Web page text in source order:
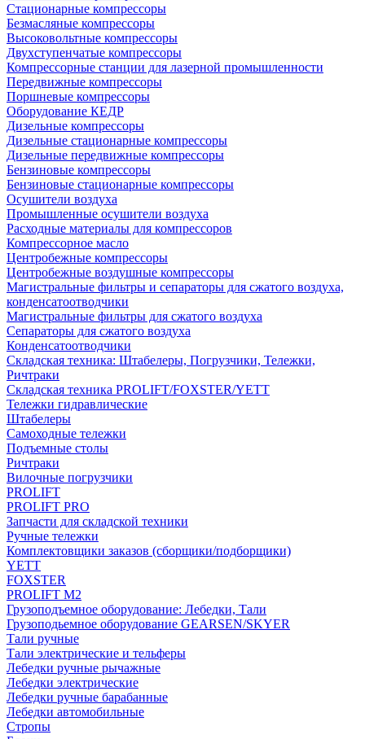
Стационарные компрессоры
Безмасляные компрессоры
Высоковольтные компрессоры
Двухступенчатые компрессоры
Компрессорные станции для лазерной промышленности
Передвижные компрессоры
Поршневые компрессоры
Оборудование КЕДР
Дизельные компрессоры
Дизельные стационарные компрессоры
Дизельные передвижные компрессоры
Бензиновые компрессоры
Бензиновые стационарные компрессоры
Осушители воздуха
Промышленные осушители воздуха
Расходные материалы для компрессоров
Компрессорное масло
Центробежные компрессоры
Центробежные воздушные компрессоры
Магистральные фильтры и сепараторы для сжатого воздуха,
конденсатоотводчики
Магистральные фильтры для сжатого воздуха
Сепараторы для сжатого воздуха
Конденсатоотводчики
Складская техника: Штабелеры, Погрузчики, Тележки,
Ричтраки
Складская техника PROLIFT/FOXSTER/YETT
Тележки гидравлические
Штабелеры
Самоходные тележки
Подъемные столы
Ричтраки
Вилочные погрузчики
PROLIFT
PROLIFT PRO
Запчасти для складской техники
Ручные тележки
Комплектовщики заказов (сборщики/подборщики)
YETT
FOXSTER
PROLIFT M2
Грузоподъемное оборудование: Лебедки, Тали
Грузоподьемное оборудование GEARSEN/SKYER
Тали ручные
Тали электрические и тельферы
Лебедки ручные рычажные
Лебедки электрические
Лебедки ручные барабанные
Лебедки автомобильные
Стропы